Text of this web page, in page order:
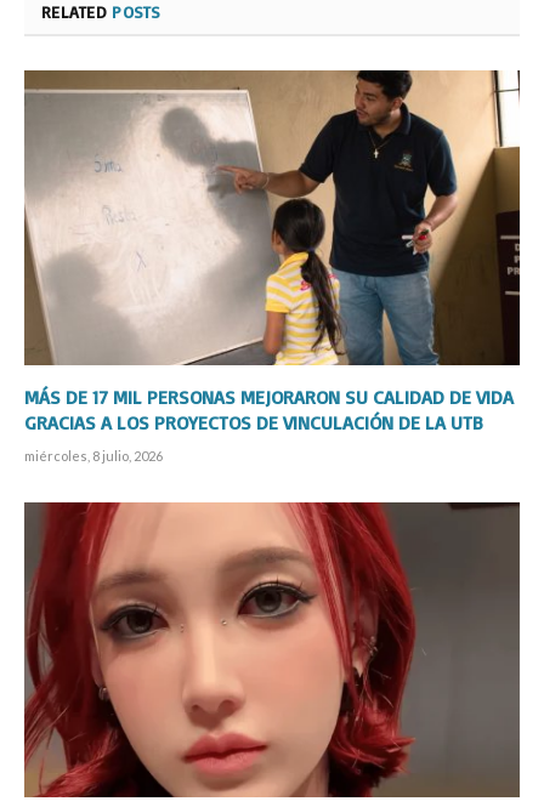
RELATED POSTS
MÁS DE 17 MIL PERSONAS MEJORARON SU CALIDAD DE VIDA
GRACIAS A LOS PROYECTOS DE VINCULACIÓN DE LA UTB
miércoles, 8 julio, 2026